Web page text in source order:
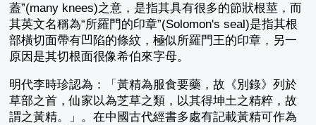
蓋”(many knees)之意，是指其具有很多的節狀根莖，而
其英文名稱為“所羅門的印章”(Solomon's seal)是指其根
部橫切面帶有凹陷的條紋，極似所羅門王的印章，另一
原因是其切根面很像希伯來字母。
明代李時珍認為：「黃精為服食要藥，故《別錄》列於
草部之首，仙家以為芝草之類，以其得坤土之精粹，故
謂之黃精。」。在中國古代經書多處有記載黃精可作為